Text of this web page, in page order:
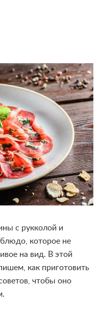
с рукколой и
которое не
на вид. В этой
как приготовить
чтобы оно